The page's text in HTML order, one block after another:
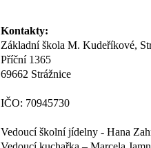
Kontakty:
Základní škola M. Kudeříkové,
Příční 1365
69662 Strážnice
IČO: 70945730
Vedoucí školní jídelny - Hana